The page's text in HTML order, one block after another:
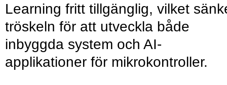
Learning fritt tillgänglig, vilket
tröskeln för att utveckla både
inbyggda system och AI-
applikationer för mikrokontroller.